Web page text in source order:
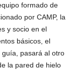
formado de
por CAMP, la
y socio en el
básicos, el
pasará al otro
la pared de hielo